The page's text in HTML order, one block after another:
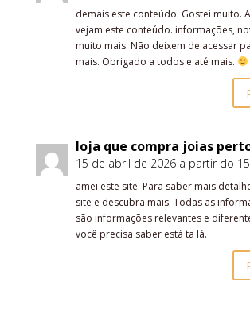
demais este conteúdo. Gostei muito.
vejam este conteúdo. informações,
muito mais. Não deixem de acessar
mais. Obrigado a todos e até mais.
loja que compra joias
15 de abril de 2026 a partir do
amei este site. Para saber mais
site e descubra mais. Todas as
são informações relevantes e
você precisa saber está ta lá.